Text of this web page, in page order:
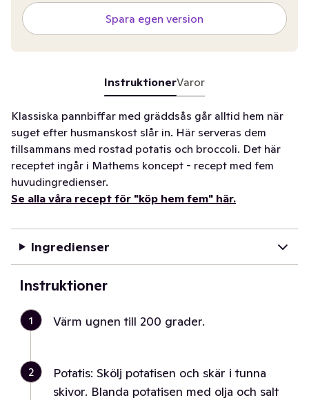
Spara egen version
InstruktionerVaror
Klassiska pannbiffar med gräddsås går alltid hem när
suget efter husmanskost slår in. Här serveras dem
tillsammans med rostad potatis och broccoli. Det här
receptet ingår i Mathems koncept - recept med fem
huvudingredienser.
Se alla våra recept för "köp hem fem" här.
Ingredienser
Instruktioner
1 Värm ugnen till 200 grader.
2
Potatis: Skölj potatisen och skär i tunna
skivor. Blanda potatisen med olja och salt